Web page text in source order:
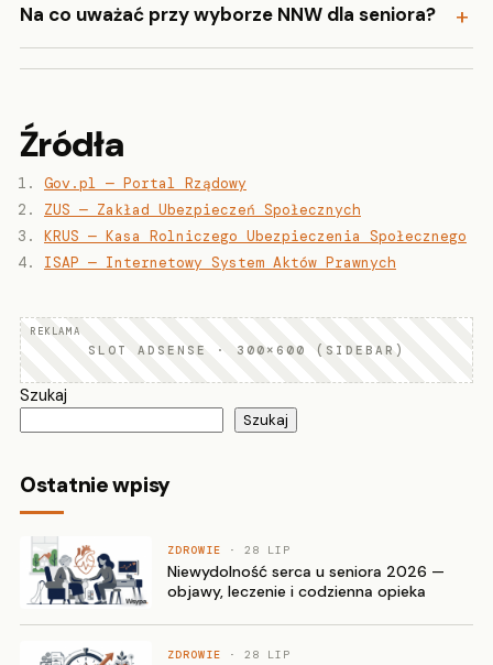
Na co uważać przy wyborze NNW dla seniora?
Źródła
Gov.pl — Portal Rządowy
ZUS — Zakład Ubezpieczeń Społecznych
KRUS — Kasa Rolniczego Ubezpieczenia Społecznego
ISAP — Internetowy System Aktów Prawnych
SLOT ADSENSE · 300×600 (SIDEBAR)
Szukaj
Szukaj
Ostatnie wpisy
ZDROWIE · 28 LIP
Niewydolność serca u seniora 2026 —
objawy, leczenie i codzienna opieka
ZDROWIE · 28 LIP